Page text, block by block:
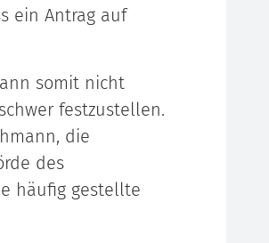
ein Antrag auf
somit nicht
festzustellen.
die
des
häufig gestellte